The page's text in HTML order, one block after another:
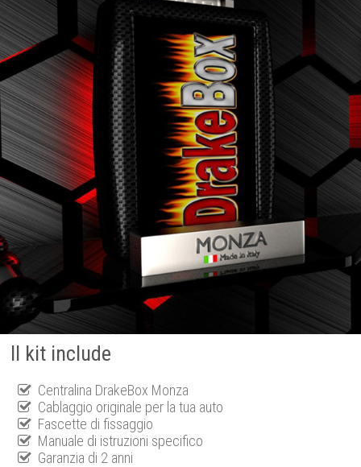
Il kit include
Centralina DrakeBox Monza
Cablaggio originale per la tua auto
Fascette di fissaggio
Manuale di istruzioni specifico
Garanzia di 2 anni